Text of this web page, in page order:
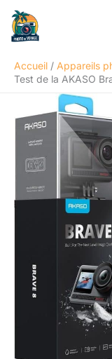
Aller
contenu
Accueil
Appareils
Test de la AKASO
R
e
h